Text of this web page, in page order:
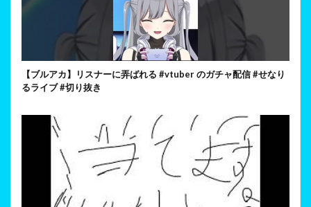
【ブルアカ】リスナーに弄ばれる #vtuber のガチャ配信 #せなり
るライブ #切り抜き